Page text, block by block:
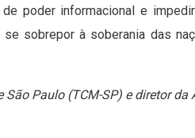
poder informacional e
sobrepor à soberania das
Paulo (TCM-SP) e diretor da